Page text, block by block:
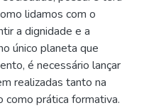
lidamos com o
a dignidade e a
único planeta que
é necessário lançar
realizadas tanto na
como prática formativa.